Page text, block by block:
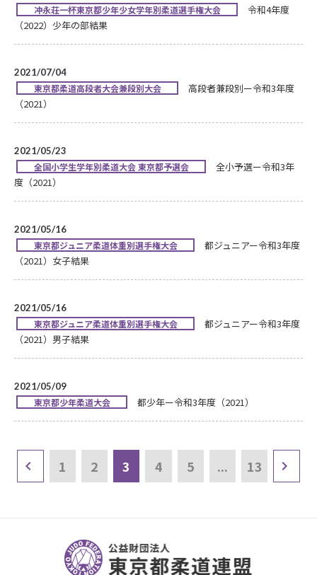
冲永荘一杯東京都少年少女学年別柔道選手権大会
令和4年度
（2022）少年の部結果
2021/07/04
東京都柔道高段者大会兼段別大会
高段者兼段別ー令和3年度
（2021）
2021/05/23
全国小学生学年別柔道大会 東京都予選会
全小予選ー令和3年
度（2021）
2021/05/16
東京都ジュニア柔道体重別選手権大会
都ジュニアー令和3年度
（2021）女子結果
2021/05/16
東京都ジュニア柔道体重別選手権大会
都ジュニアー令和3年度
（2021）男子結果
2021/05/09
東京都少年柔道大会 都少年ー令和3年度（2021）
1 2 3 4 5 ... 13